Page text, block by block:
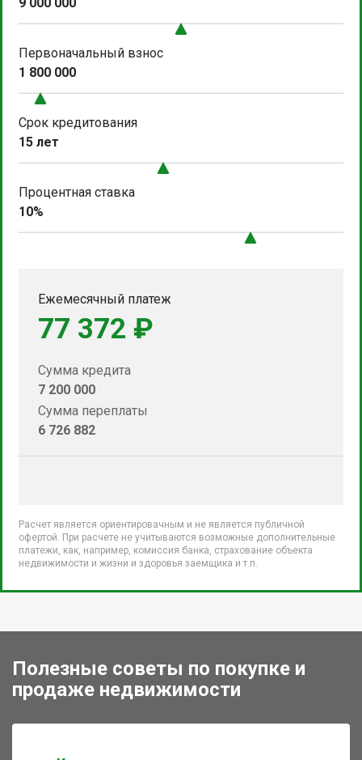
Первоначальный взнос
1 800 000
Срок кредитования
15 лет
Процентная ставка
10%
Ежемесячный платеж
77 372 ₽
Сумма кредита
7 200 000
Сумма переплаты
6 726 882
Расчет является ориентировачным и не является публичной
офертой. При расчете не учитываются возможные дополнительные
платежи, как, например, комиссия банка, страхование объекта
недвижимости и жизни и здоровья заемщика и т.п.
Полезные советы по покупке и
продаже недвижимости